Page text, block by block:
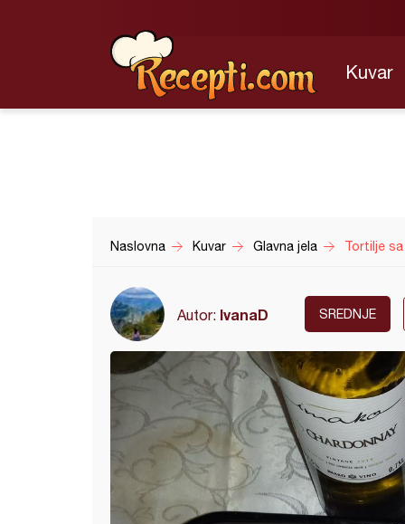
Kuvar
Naslovna Kuvar Glavna jela Tortilje
Autor: IvanaD SREDNJE